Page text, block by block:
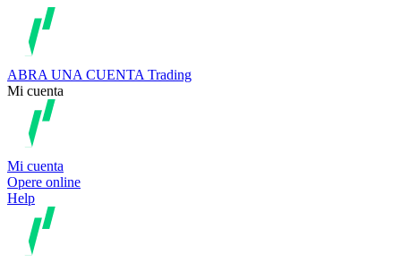
ABRA UNA CUENTA Trading
Mi cuenta
Mi cuenta
Opere online
Help